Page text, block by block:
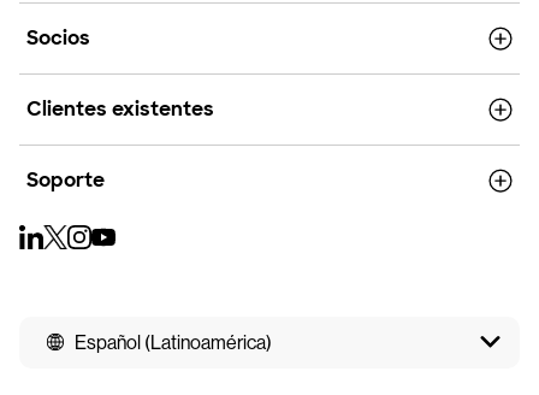
Socios
Clientes existentes
Soporte
Español (Latinoamérica)